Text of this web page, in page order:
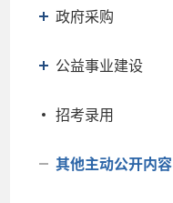
政府采购
公益事业建设
招考录用
其他主动公开内容